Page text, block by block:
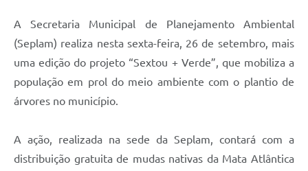
Contratos
Associação dos Servidores Públicos Municipais de
Vinhedo
Audiências Públicas
Arquivos para Download
A Secretaria Municipal de Planejamento Ambiental
(Seplam) realiza nesta sexta-feira, 26 de setembro, mais
uma edição do projeto “Sextou + Verde”, que mobiliza a
população em prol do meio ambiente com o plantio de
árvores no município.
A ação, realizada na sede da Seplam, contará com a
distribuição gratuita de mudas nativas da Mata Atlântica